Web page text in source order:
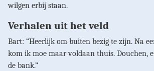
wilgen erbij staan.
Verhalen uit het veld
Bart: “Heerlijk om buiten bezig te zijn. Na
kom ik moe maar voldaan thuis. Douchen,
de bank.”